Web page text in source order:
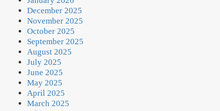
December 2025
November 2025
October 2025
September 2025
August 2025
July 2025
June 2025
May 2025
April 2025
March 2025